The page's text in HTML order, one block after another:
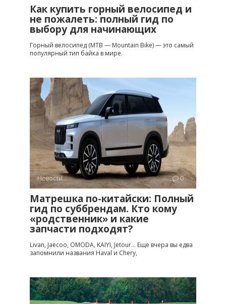
Как купить горный велосипед и
не пожалеть: полный гид по
выбору для начинающих
Горный велосипед (MTB — Mountain Bike) — это самый
популярный тип байка в мире.
Новости 0
Матрешка по-китайски: Полный
гид по суббрендам. Кто кому
«родственник» и какие
запчасти подходят?
Livan, Jaecoo, OMODA, KAIYI, Jetour… Еще вчера вы едва
запомнили названия Haval и Chery,